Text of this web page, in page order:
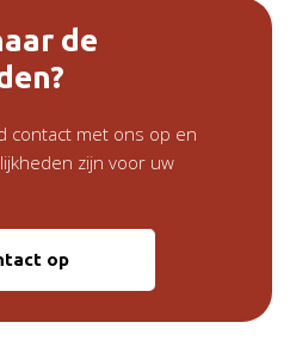
de
contact met ons op en
zijn voor uw
op